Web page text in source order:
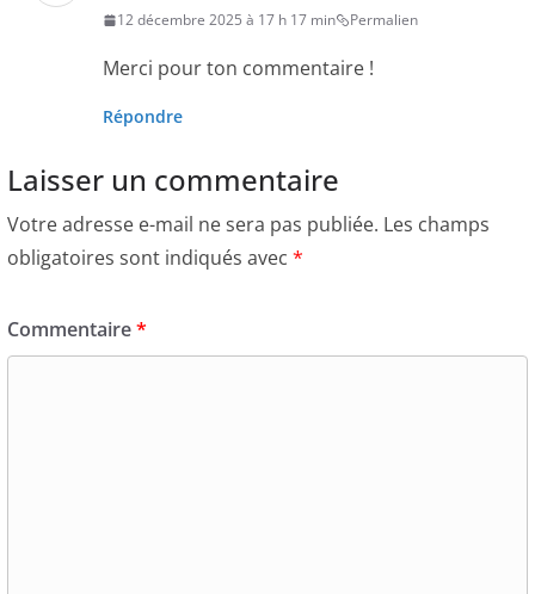
12 décembre 2025 à 17 h 17 min Permalien
Merci pour ton commentaire !
Répondre
Laisser un commentaire
Votre adresse e-mail ne sera pas publiée. Les champs
obligatoires sont indiqués avec *
Commentaire*